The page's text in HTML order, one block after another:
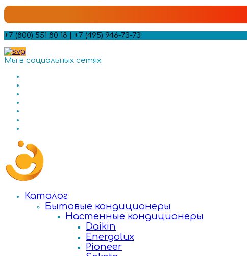
+7 (800) 551 80 18 | +7 (495) 946-73-73
Мы в социальных сетях:
Каталог
Бытовые кондиционеры
Настенные кондиционеры
Daikin
Energolux
Pioneer